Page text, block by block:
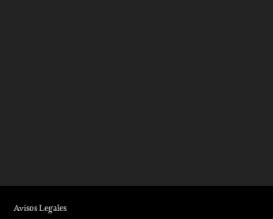
Avisos Legales